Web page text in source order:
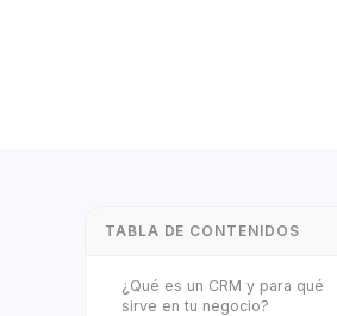
TABLA DE CONTENIDOS
¿Qué es un CRM y para qué
sirve en tu negocio?